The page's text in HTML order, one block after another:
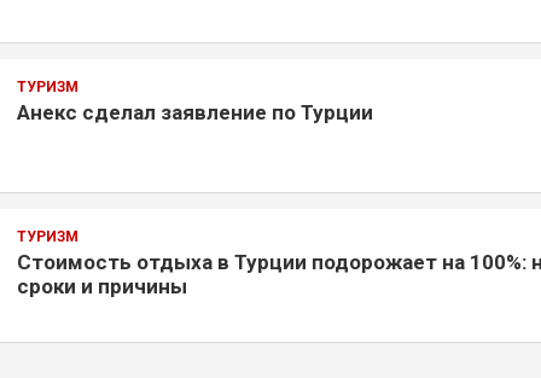
ТУРИЗМ
Анекс сделал заявление по Турции
ТУРИЗМ
Стоимость отдыха в Турции подорожает на 100%:
сроки и причины